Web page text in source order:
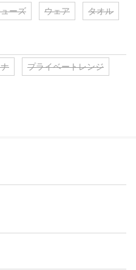
ーズ ウェア タオル
プライベートレンジ